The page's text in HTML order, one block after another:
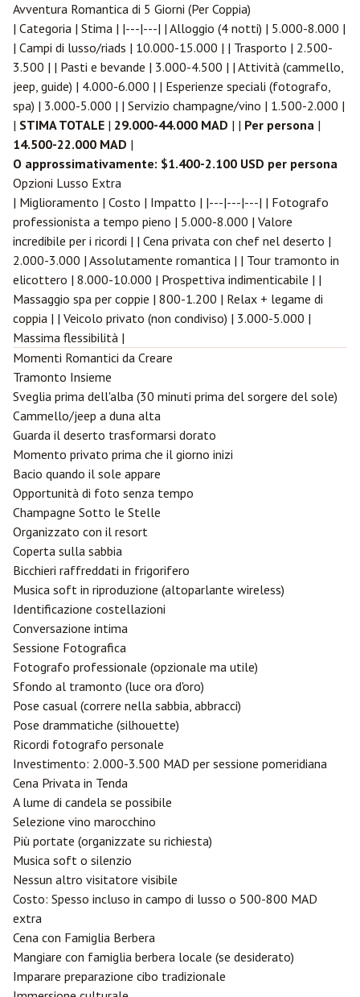
Avventura Romantica di 5 Giorni (Per Coppia)
| Categoria | Stima | |---|---| | Alloggio (4 notti) | 5.000-8.000 |
| Campi di lusso/riads | 10.000-15.000 | | Trasporto | 2.500-
3.500 | | Pasti e bevande | 3.000-4.500 | | Attività (cammello,
jeep, guide) | 4.000-6.000 | | Esperienze speciali (fotografo,
spa) | 3.000-5.000 | | Servizio champagne/vino | 1.500-2.000 |
| STIMA TOTALE | 29.000-44.000 MAD | | Per persona |
14.500-22.000 MAD |
O approssimativamente: $1.400-2.100 USD per persona
Opzioni Lusso Extra
| Miglioramento | Costo | Impatto | |---|---|---| | Fotografo
professionista a tempo pieno | 5.000-8.000 | Valore
incredibile per i ricordi | | Cena privata con chef nel deserto |
2.000-3.000 | Assolutamente romantica | | Tour tramonto in
elicottero | 8.000-10.000 | Prospettiva indimenticabile | |
Massaggio spa per coppie | 800-1.200 | Relax + legame di
coppia | | Veicolo privato (non condiviso) | 3.000-5.000 |
Massima flessibilità |
Momenti Romantici da Creare
Tramonto Insieme
Sveglia prima dell'alba (30 minuti prima del sorgere del sole)
Cammello/jeep a duna alta
Guarda il deserto trasformarsi dorato
Momento privato prima che il giorno inizi
Bacio quando il sole appare
Opportunità di foto senza tempo
Champagne Sotto le Stelle
Organizzato con il resort
Coperta sulla sabbia
Bicchieri raffreddati in frigorifero
Musica soft in riproduzione (altoparlante wireless)
Identificazione costellazioni
Conversazione intima
Sessione Fotografica
Fotografo professionale (opzionale ma utile)
Sfondo al tramonto (luce ora d'oro)
Pose casual (correre nella sabbia, abbracci)
Pose drammatiche (silhouette)
Ricordi fotografo personale
Investimento: 2.000-3.500 MAD per sessione pomeridiana
Cena Privata in Tenda
A lume di candela se possibile
Selezione vino marocchino
Più portate (organizzate su richiesta)
Musica soft o silenzio
Nessun altro visitatore visibile
Costo: Spesso incluso in campo di lusso o 500-800 MAD
extra
Cena con Famiglia Berbera
Mangiare con famiglia berbera locale (se desiderato)
Imparare preparazione cibo tradizionale